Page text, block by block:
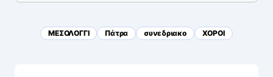
ΜΕΣΟΛΟΓΓΙ Πάτρα συνεδριακο ΧΟΡΟΙ